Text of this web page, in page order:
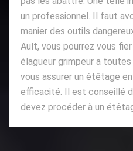
un professionnel. Il faut
manier des outils
Ault, vous pourrez vous
élagueur grimpeur a
vous assurer un étêtage
efficacité. Il est conseillé
devez procéder à un